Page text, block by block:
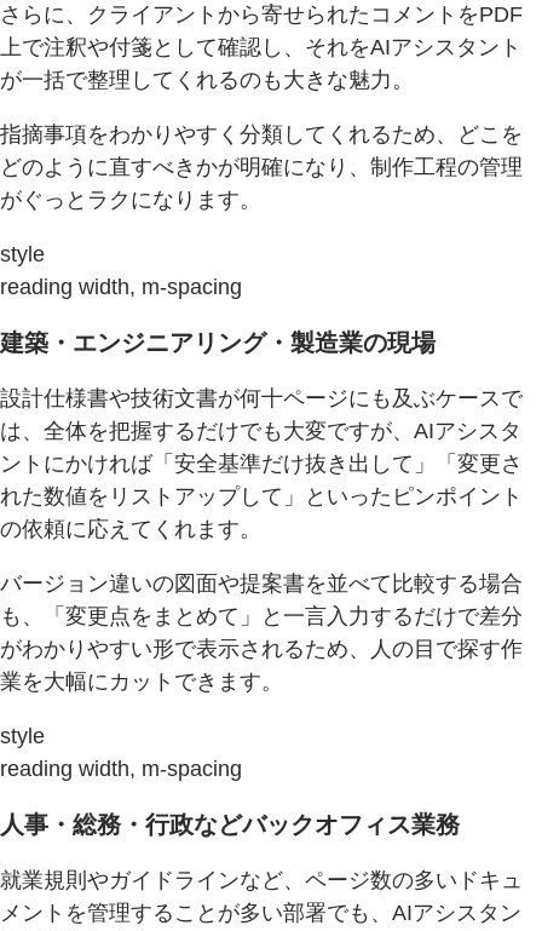
さらに、クライアントから寄せられたコメントをPDF
上で注釈や付箋として確認し、それをAIアシスタント
が一括で整理してくれるのも大きな魅力。
指摘事項をわかりやすく分類してくれるため、どこを
どのように直すべきかが明確になり、制作工程の管理
がぐっとラクになります。
style
reading width, m-spacing
建築・エンジニアリング・製造業の現場
設計仕様書や技術文書が何十ページにも及ぶケースで
は、全体を把握するだけでも大変ですが、AIアシスタ
ントにかければ「安全基準だけ抜き出して」「変更さ
れた数値をリストアップして」といったピンポイント
の依頼に応えてくれます。
バージョン違いの図面や提案書を並べて比較する場合
も、「変更点をまとめて」と一言入力するだけで差分
がわかりやすい形で表示されるため、人の目で探す作
業を大幅にカットできます。
style
reading width, m-spacing
人事・総務・行政などバックオフィス業務
就業規則やガイドラインなど、ページ数の多いドキュ
メントを管理することが多い部署でも、AIアシスタン